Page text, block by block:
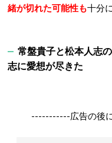
緒が切れた可能性も十分
常盤貴子と松本人志
志に愛想が尽きた
-----------広告の後